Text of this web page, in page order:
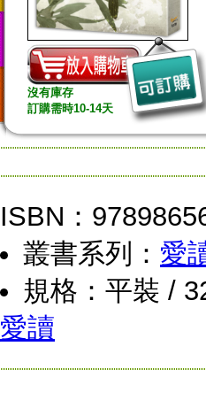
沒有庫存
訂購需時10-14天
ISBN：
叢書系列： 愛
規格：平裝 /
愛讀